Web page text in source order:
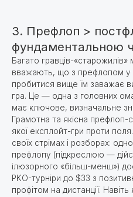
3. Префлоп >
фундаментальною
Багато гравців-«старожилів»
вважають, що з префлопом у
пробитися вище їм заважає
гра. Це — одна з головних
має ключове, визначальне
Грамотна та якісна
якої експлойт-гри проти
своїх стрімах і розборах:
префлопу (підкреслюю —
ілюзорного «більш-менш»)
PKO-турніри до $33 з
профітом на дистанції.